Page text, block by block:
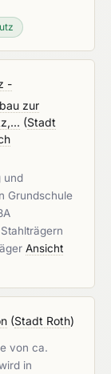
-
zur
(Stadt
und
Grundschule
Ansicht
(Stadt Roth)
von ca.
in